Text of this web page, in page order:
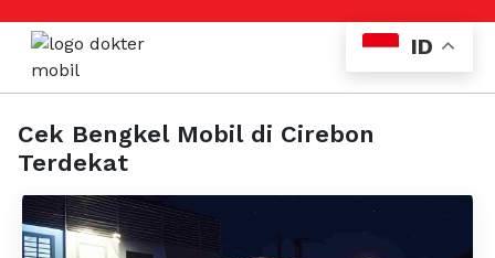
Cek Bengkel Mobil di Cirebon
Terdekat
ID